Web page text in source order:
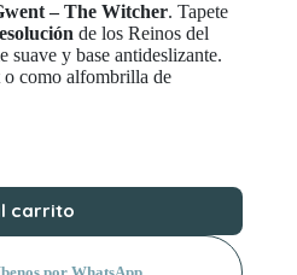
– The Witcher. Tapete
de los Reinos del
suave y base antideslizante.
o como alfombrilla de
carrito